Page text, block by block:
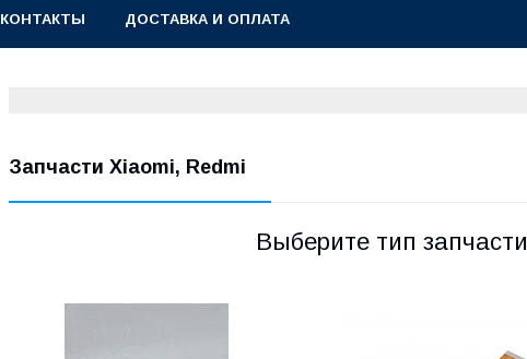
КОНТАКТЫ ДОСТАВКА И ОПЛАТА
Запчасти Xiaomi, Redmi
Выберите тип запчасти